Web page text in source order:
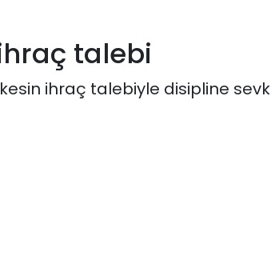
talebi
ihraç talebiyle disipline sevk